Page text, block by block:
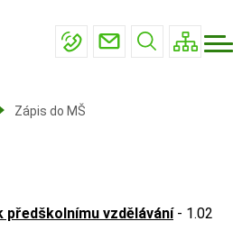
Zápis do MŠ
vzdělávání - 1.02